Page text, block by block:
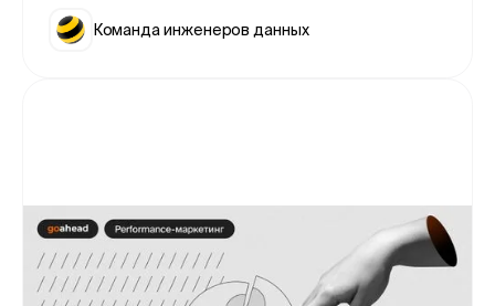
Команда инженеров данных